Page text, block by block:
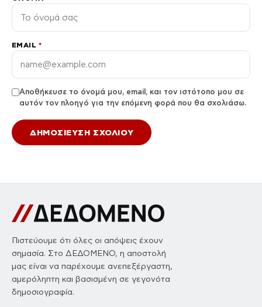
EMAIL *
Αποθήκευσε το όνομά μου, email, και τον ιστότοπο μου σε
αυτόν τον πλοηγό για την επόμενη φορά που θα σχολιάσω.
Πιστεύουμε ότι όλες οι απόψεις έχουν
σημασία. Στο ΔΕΔΟΜΕΝΟ, η αποστολή
μας είναι να παρέχουμε ανεπεξέργαστη,
αμερόληπτη και βασισμένη σε γεγονότα
δημοσιογραφία.